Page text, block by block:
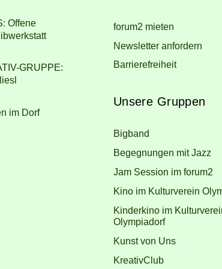
Offene
GRUPPE:
im Dorf
forum2 mieten
Newsletter anfordern
Barrierefreiheit
Unsere Gruppen
Bigband
Begegnungen mit Jazz
Jam Session im forum2
Kino im Kulturverein
Kinderkino im
Olympiadorf
Kunst von Uns
KreativClub